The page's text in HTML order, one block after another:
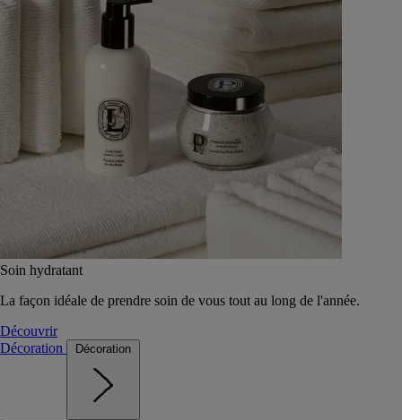
Soin hydratant
La façon idéale de prendre soin de vous tout au long de l'année.
Découvrir
Décoration
Décoration